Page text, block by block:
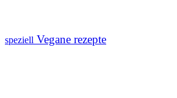
speziell Vegane rezepte